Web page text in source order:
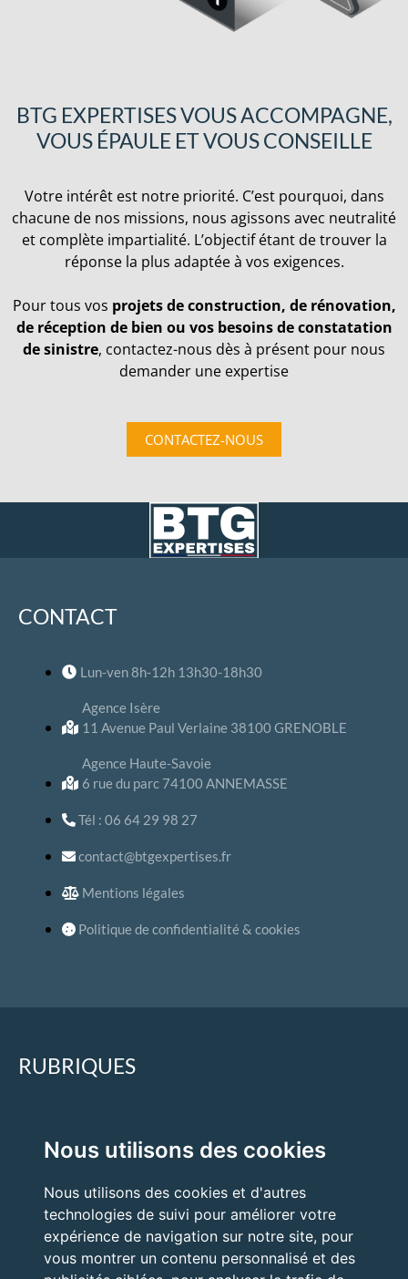
Nous utilisons des cookies
Nous utilisons des cookies et d'autres
technologies de suivi pour améliorer votre
expérience de navigation sur notre site, pour
vous montrer un contenu personnalisé et des
BTG EXPERTISES VOUS ACCOMPAGNE,
VOUS ÉPAULE ET VOUS CONSEILLE
Votre intérêt est notre priorité. C’est pourquoi, dans
chacune de nos missions, nous agissons avec neutralité
et complète impartialité. L’objectif étant de trouver la
réponse la plus adaptée à vos exigences.
Pour tous vos projets de construction, de rénovation,
de réception de bien ou vos besoins de constatation
de sinistre, contactez-nous dès à présent pour nous
demander une expertise
CONTACTEZ-NOUS
CONTACT
Lun-ven 8h-12h 13h30-18h30
Agence Isère
11 Avenue Paul Verlaine 38100 GRENOBLE
Agence Haute-Savoie
6 rue du parc 74100 ANNEMASSE
Tél : 06 64 29 98 27
contact@btgexpertises.fr
Mentions légales
Politique de confidentialité & cookies
RUBRIQUES
Quand faire appel à un expert ?
Nos expertises
Nos prestations